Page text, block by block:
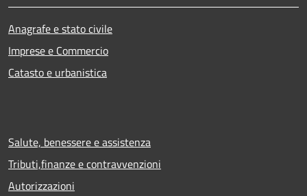
Anagrafe e stato civile
Imprese e Commercio
Catasto e urbanistica
Salute, benessere e assistenza
Tributi,finanze e contravvenzioni
Autorizzazioni